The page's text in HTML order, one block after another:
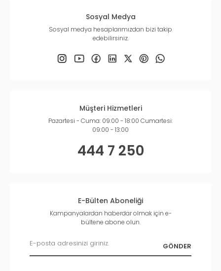
Sosyal Medya
Sosyal medya hesaplarımızdan bizi takip
edebilirsiniz.
Müşteri Hizmetleri
Pazartesi - Cuma: 09:00 - 18:00 Cumartesi:
09:00 - 13:00
444 7 250
E-Bülten Aboneliği
Kampanyalardan haberdar olmak için e-
bültene abone olun.